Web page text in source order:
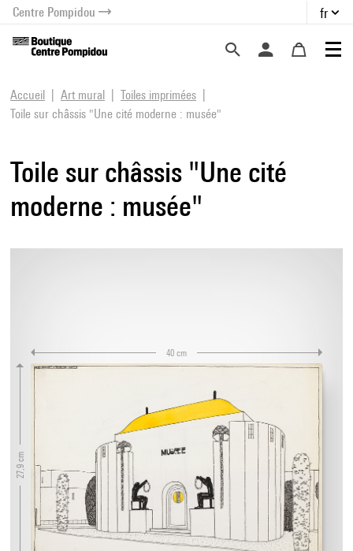
menu
contenu
Centre Pompidou fr
Accueil Art mural
Toiles imprimées
Toile sur châssis "Une cité moderne : musée"
Toile sur châssis "Une cité
moderne : musée"
40 cm
27,9 cm